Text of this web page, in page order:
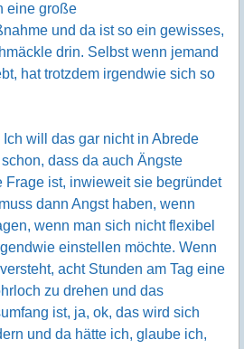
eine große
und da ist so ein gewisses,
drin. Selbst wenn jemand
hat trotzdem irgendwie sich so
Ich will das gar nicht in Abrede
dass da auch Ängste
Frage ist, inwieweit sie begründet
dann Angst haben, wenn
wenn man sich nicht flexibel
einstellen möchte. Wenn
acht Stunden am Tag eine
zu drehen und das
ist, ja, ok, das wird sich
und da hätte ich, glaube ich,